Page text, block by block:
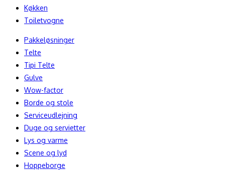
Køkken
Toiletvogne
Pakkeløsninger
Telte
Tipi Telte
Gulve
Wow-factor
Borde og stole
Serviceudlejning
Duge og servietter
Lys og varme
Scene og lyd
Hoppeborge